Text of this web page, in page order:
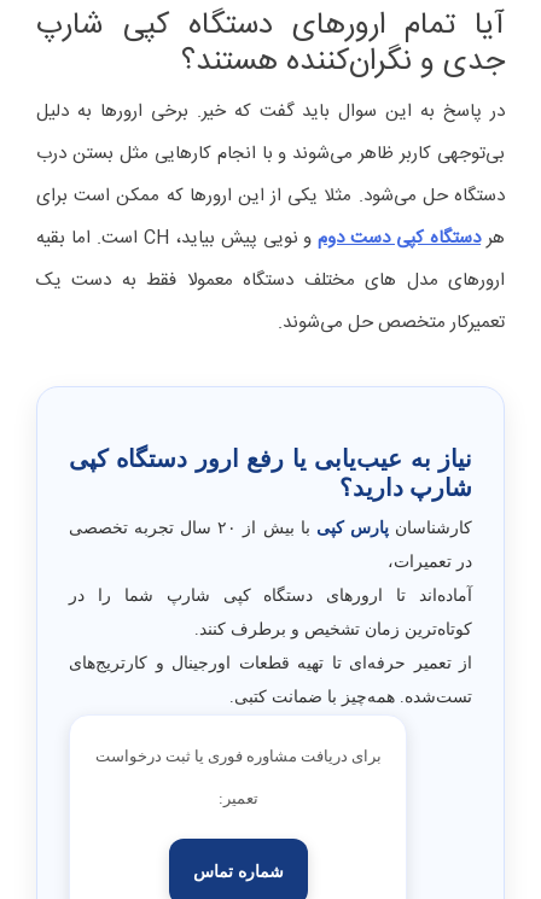
آیا تمام ارورهای دستگاه کپی شارپ
جدی و نگران‌کننده هستند؟
در پاسخ به این سوال باید گفت که خیر. برخی ارورها به دلیل
بی‌توجهی کاربر ظاهر می‌شوند و با انجام کارهایی مثل بستن درب
دستگاه حل می‌شود. مثلا یکی از این ارورها که ممکن است برای
هردستگاه کپی دست دوم
و نویی پیش بیاید، CH است. اما بقیه
ارورهای مدل‌ های مختلف دستگاه معمولا فقط به دست یک
تعمیرکار متخصص حل می‌شوند.
نیاز به عیب‌یابی یا رفع ارور دستگاه کپی
شارپ دارید؟
کارشناسانپارس کپی
با بیش از ۲۰ سال تجربه تخصصی
در تعمیرات،
آماده‌اند تا ارورهای دستگاه کپی شارپ شما را در
کوتاه‌ترین زمان تشخیص و برطرف کنند.
از تعمیر حرفه‌ای تا تهیه قطعات اورجینال و کارتریج‌های
تست‌شده. همه‌چیز با ضمانت کتبی.
برای دریافت مشاوره فوری یا ثبت درخواست
تعمیر:
شماره تماس